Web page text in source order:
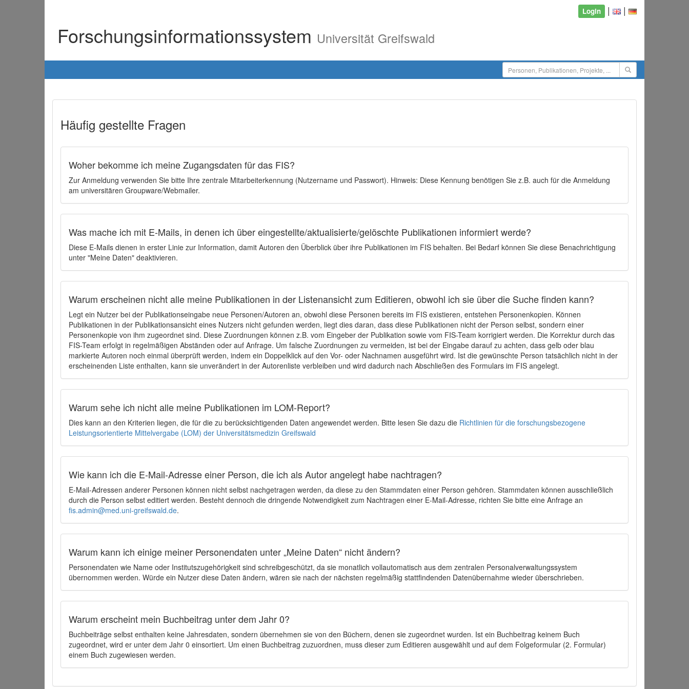
Login | |
Forschungsinformationssystem Universität Greifswald
Häufig gestellte Fragen
Woher bekomme ich meine Zugangsdaten für das FIS?
Zur Anmeldung verwenden Sie bitte Ihre zentrale Mitarbeiterkennung (Nutzername und Passwort). Hinweis: Diese Kennung benötigen Sie z.B. auch für die Anmeldung
am universitären Groupware/Webmailer.
Was mache ich mit E-Mails, in denen ich über eingestellte/aktualisierte/gelöschte Publikationen informiert werde?
Diese E-Mails dienen in erster Linie zur Information, damit Autoren den Überblick über ihre Publikationen im FIS behalten. Bei Bedarf können Sie diese Benachrichtigung
unter "Meine Daten" deaktivieren.
Warum erscheinen nicht alle meine Publikationen in der Listenansicht zum Editieren, obwohl ich sie über die Suche finden kann?
Legt ein Nutzer bei der Publikationseingabe neue Personen/Autoren an, obwohl diese Personen bereits im FIS existieren, entstehen Personenkopien. Können
Publikationen in der Publikationsansicht eines Nutzers nicht gefunden werden, liegt dies daran, dass diese Publikationen nicht der Person selbst, sondern einer
Personenkopie von ihm zugeordnet sind. Diese Zuordnungen können z.B. vom Eingeber der Publikation sowie vom FIS-Team korrigiert werden. Die Korrektur durch das
FIS-Team erfolgt in regelmäßigen Abständen oder auf Anfrage. Um falsche Zuordnungen zu vermeiden, ist bei der Eingabe darauf zu achten, dass gelb oder blau
markierte Autoren noch einmal überprüft werden, indem ein Doppelklick auf den Vor- oder Nachnamen ausgeführt wird. Ist die gewünschte Person tatsächlich nicht in der
erscheinenden Liste enthalten, kann sie unverändert in der Autorenliste verbleiben und wird dadurch nach Abschließen des Formulars im FIS angelegt.
Warum sehe ich nicht alle meine Publikationen im LOM-Report?
Dies kann an den Kriterien liegen, die für die zu berücksichtigenden Daten angewendet werden. Bitte lesen Sie dazu die Richtlinien für die forschungsbezogene
Leistungsorientierte Mittelvergabe (LOM) der Universitätsmedizin Greifswald
Wie kann ich die E-Mail-Adresse einer Person, die ich als Autor angelegt habe nachtragen?
E-Mail-Adressen anderer Personen können nicht selbst nachgetragen werden, da diese zu den Stammdaten einer Person gehören. Stammdaten können ausschließlich
durch die Person selbst editiert werden. Besteht dennoch die dringende Notwendigkeit zum Nachtragen einer E-Mail-Adresse, richten Sie bitte eine Anfrage an
fis.admin@med.uni-greifswald.de.
Warum kann ich einige meiner Personendaten unter „Meine Daten“ nicht ändern?
Personendaten wie Name oder Institutszugehörigkeit sind schreibgeschützt, da sie monatlich vollautomatisch aus dem zentralen Personalverwaltungssystem
übernommen werden. Würde ein Nutzer diese Daten ändern, wären sie nach der nächsten regelmäßig stattfindenden Datenübernahme wieder überschrieben.
Warum erscheint mein Buchbeitrag unter dem Jahr 0?
Buchbeiträge selbst enthalten keine Jahresdaten, sondern übernehmen sie von den Büchern, denen sie zugeordnet wurden. Ist ein Buchbeitrag keinem Buch
zugeordnet, wird er unter dem Jahr 0 einsortiert. Um einen Buchbeitrag zuzuordnen, muss dieser zum Editieren ausgewählt und auf dem Folgeformular (2. Formular)
einem Buch zugewiesen werden.